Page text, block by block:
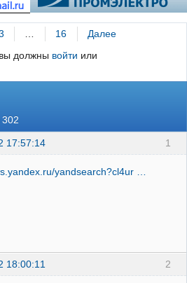
… 16
Далее
вы должны войти или
1
17:57:14
yandsearch?cl4ur …
2
18:00:11